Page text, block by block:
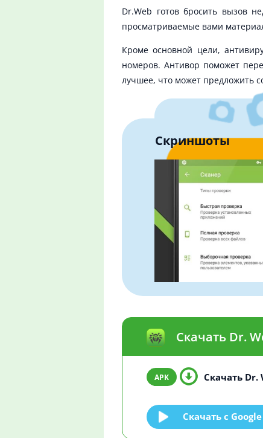
Dr.Web готов бросить вызов
просматриваемые вами
Кроме основной цели,
номеров. Антивор поможет
лучшее, что может предложить
Скриншоты
Скачать Dr.
Скачать Dr.
Скачать c